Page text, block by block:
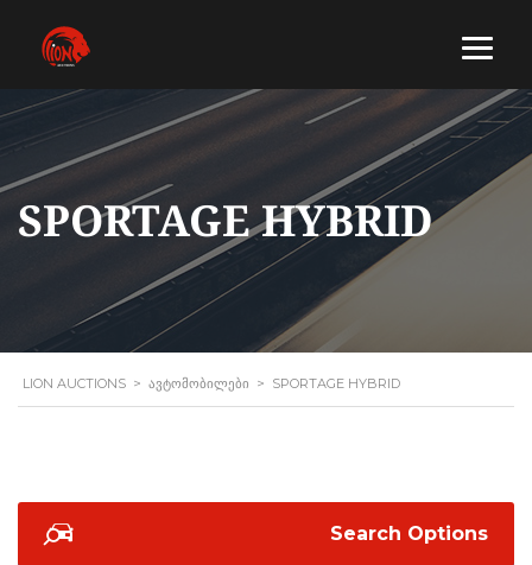
SPORTAGE HYBRID
LION AUCTIONS > ᲐᲕᲢᲝᲛᲝᲑᲘᲚᲔᲑᲘ > SPORTAGE HYBRID
Search Options